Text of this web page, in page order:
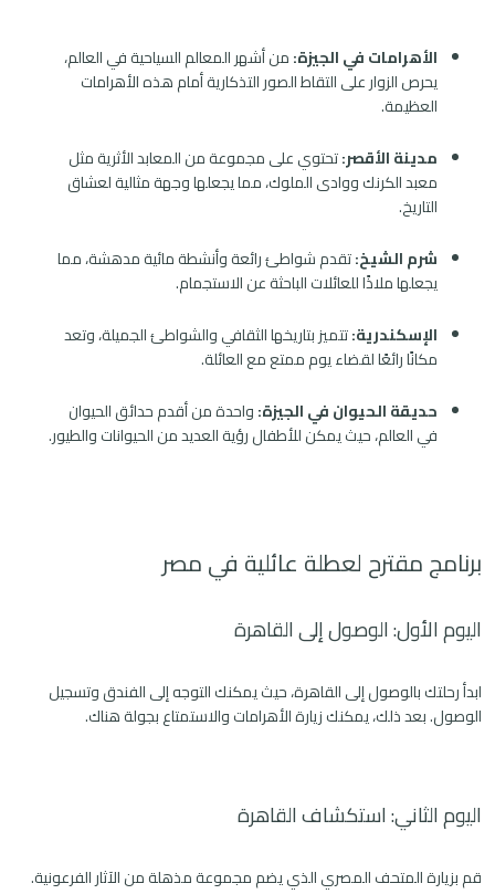
الأهرامات في الجيزة:من أشهر المعالم السياحية في العالم،
يحرص الزوار على التقاط الصور التذكارية أمام هذه الأهرامات
العظيمة.
مدينة الأقصر:تحتوي على مجموعة من المعابد الأثرية مثل
معبد الكرنك ووادى الملوك، مما يجعلها وجهة مثالية لعشاق
التاريخ.
شرم الشيخ:تقدم شواطئ رائعة وأنشطة مائية مدهشة، مما
يجعلها ملاذًا للعائلات الباحثة عن الاستجمام.
الإسكندرية:تتميز بتاريخها الثقافي والشواطئ الجميلة، وتعد
مكانًا رائعًا لقضاء يوم ممتع مع العائلة.
حديقة الحيوان في الجيزة:واحدة من أقدم حدائق الحيوان
في العالم، حيث يمكن للأطفال رؤية العديد من الحيوانات والطيور.
برنامج مقترح لعطلة عائلية في مصر
اليوم الأول: الوصول إلى القاهرة
ابدأ رحلتك بالوصول إلى القاهرة، حيث يمكنك التوجه إلى الفندق وتسجيل
الوصول. بعد ذلك، يمكنك زيارة الأهرامات والاستمتاع بجولة هناك.
اليوم الثاني: استكشاف القاهرة
قم بزيارة المتحف المصري الذي يضم مجموعة مذهلة من الآثار الفرعونية.